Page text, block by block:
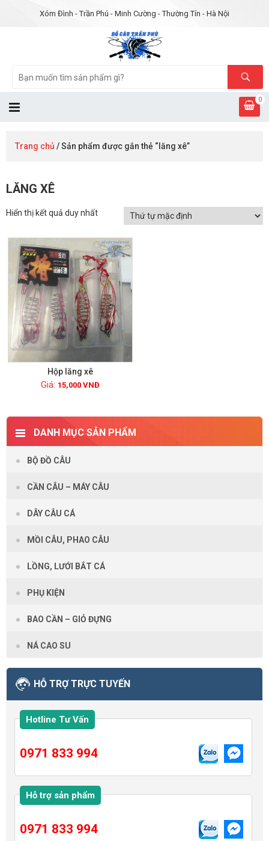
Xóm Đình - Trần Phú - Minh Cường - Thường Tín - Hà Nội
0
Trang chủ / Sản phẩm được gắn thẻ “lăng xê”
LĂNG XÊ
Hiển thị kết quả duy nhất
Hộp lăng xê
15,000 VNĐ
DANH MỤC SẢN PHẨM
BỘ ĐỒ CÂU
CẦN CÂU – MÁY CÂU
DÂY CÂU CÁ
MỒI CÂU, PHAO CÂU
LỒNG, LƯỚI BẮT CÁ
PHỤ KIỆN
BAO CẦN – GIỎ ĐỰNG
NÁ CAO SU
HỖ TRỢ TRỰC TUYẾN
Hotline Tư Vấn
0971 833 994
Hỗ trợ sản phẩm
0971 833 994